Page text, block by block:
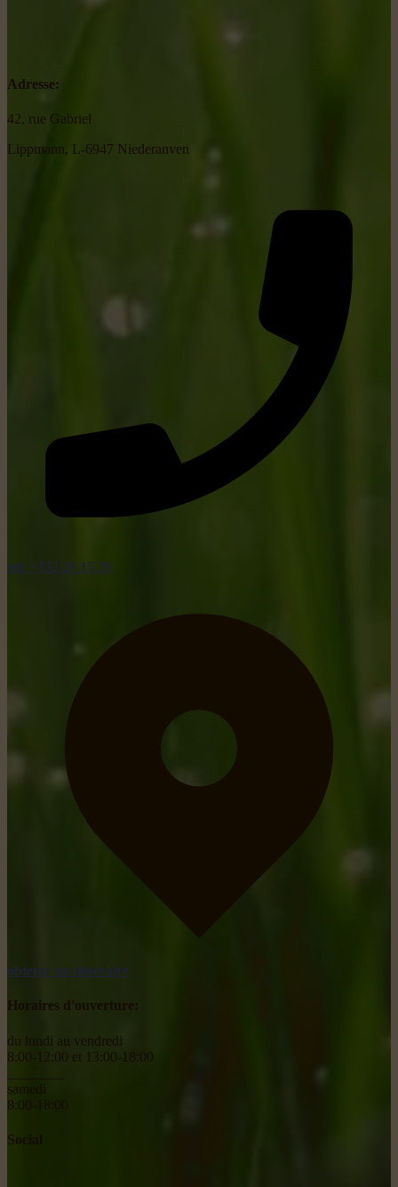
Adresse:
42, rue Gabriel
Lippmann, L-6947 Niederanven
tel: +352 26 15 26
obtenir un itinéraire
Horaires d'ouverture:
du lundi au vendredi
8:00-12:00 et 13:00-18:00
samedi
8:00-18:00
Social